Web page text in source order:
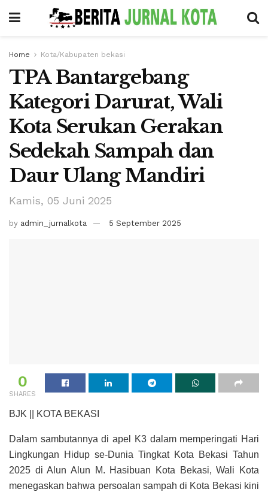
Home Kota/Kabupaten bekasi
TPA Bantargebang
Kategori Darurat, Wali
Kota Serukan Gerakan
Sedekah Sampah dan
Daur Ulang Mandiri
Kamis, 05 Juni 2025
by admin_jurnalkota 5 September 2025
0
SHARES
BJK || KOTA BEKASI
Dalam sambutannya di apel K3 dalam memperingati Hari
Lingkungan Hidup se-Dunia Tingkat Kota Bekasi Tahun
2025 di Alun Alun M. Hasibuan Kota Bekasi, Wali Kota
menegaskan bahwa persoalan sampah di Kota Bekasi kini